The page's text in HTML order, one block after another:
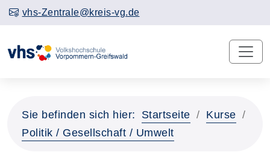
vhs-Zentrale@kreis-vg.de
Sie befinden sich hier: Startseite
Kurse
Politik / Gesellschaft / Umwelt